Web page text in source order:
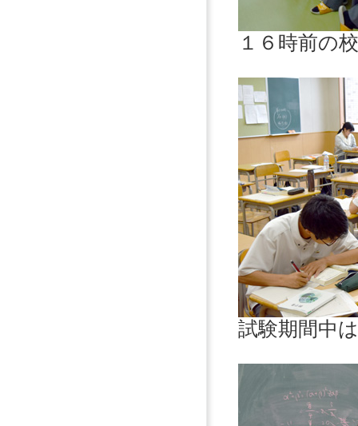
１６時前の
試験期間中